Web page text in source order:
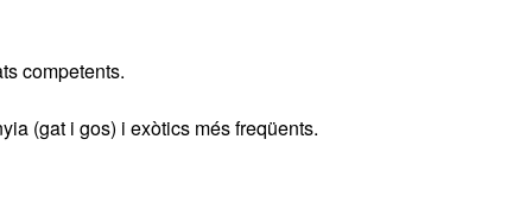
competents.
(gat i gos) i exòtics més freqüents.